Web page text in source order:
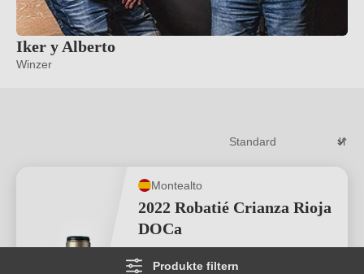
Iker y Alberto
Winzer
Produkte filtern
Montealto
2022 Robatié Crianza Rioja
DOCa
Rioja D.O.Ca.